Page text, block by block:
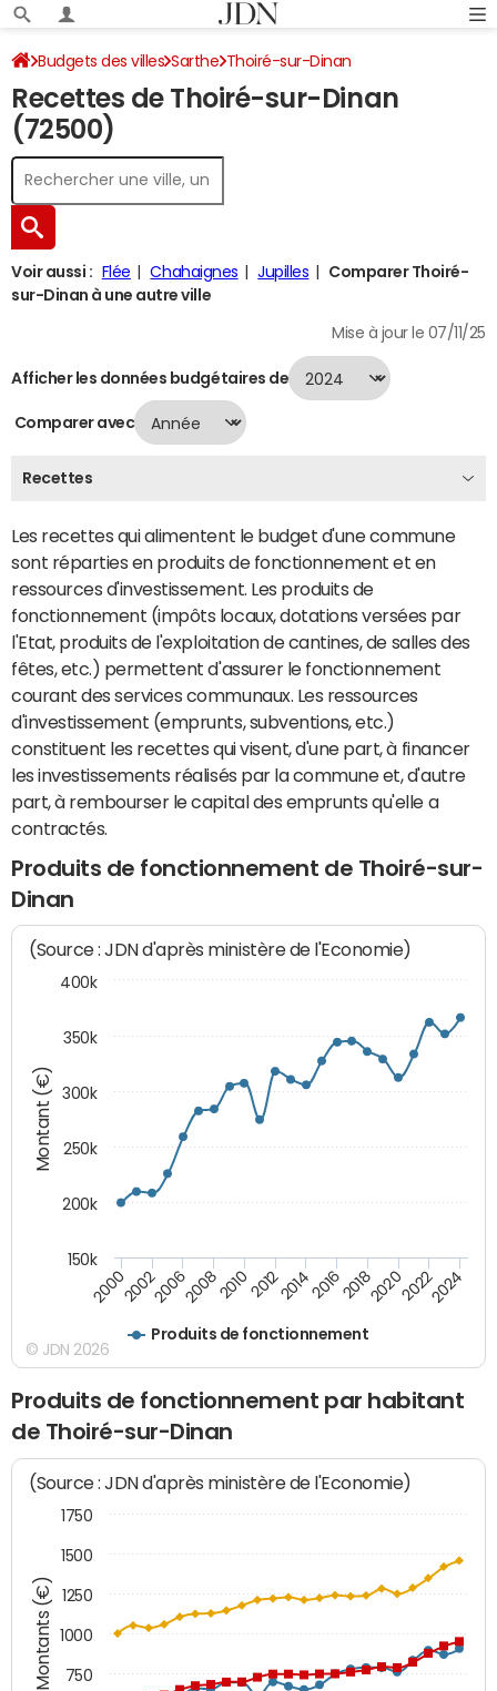
Budgets des villes Sarthe Thoiré-sur-Dinan
Recettes 2024
Recettes de Thoiré-sur-Dinan
(72500)
Voir aussi : Flée Chahaignes Jupilles
Comparer Thoiré-
sur-Dinan à une autre ville
Mise à jour le 07/11/25
Afficher les données budgétaires de
Comparer avec
Recettes
Les recettes qui alimentent le budget d'une commune
sont réparties en produits de fonctionnement et en
ressources d'investissement. Les produits de
fonctionnement (impôts locaux, dotations versées par
l'Etat, produits de l'exploitation de cantines, de salles des
fêtes, etc.) permettent d'assurer le fonctionnement
courant des services communaux. Les ressources
d'investissement (emprunts, subventions, etc.)
constituent les recettes qui visent, d'une part, à financer
les investissements réalisés par la commune et, d'autre
part, à rembourser le capital des emprunts qu'elle a
contractés.
Produits de fonctionnement de Thoiré-sur-
Dinan
Montant (€)
(Source : JDN d'après ministère de l'Economie)
Produits de fonctionnement
200020022006200820102012201420162018202020222024
150k
200k
250k
300k
350k
400k
© JDN 2026
Produits de fonctionnement par habitant
de Thoiré-sur-Dinan
Montants (€)
(Source : JDN d'après ministère de l'Economie)
750
1000
1250
1500
1750